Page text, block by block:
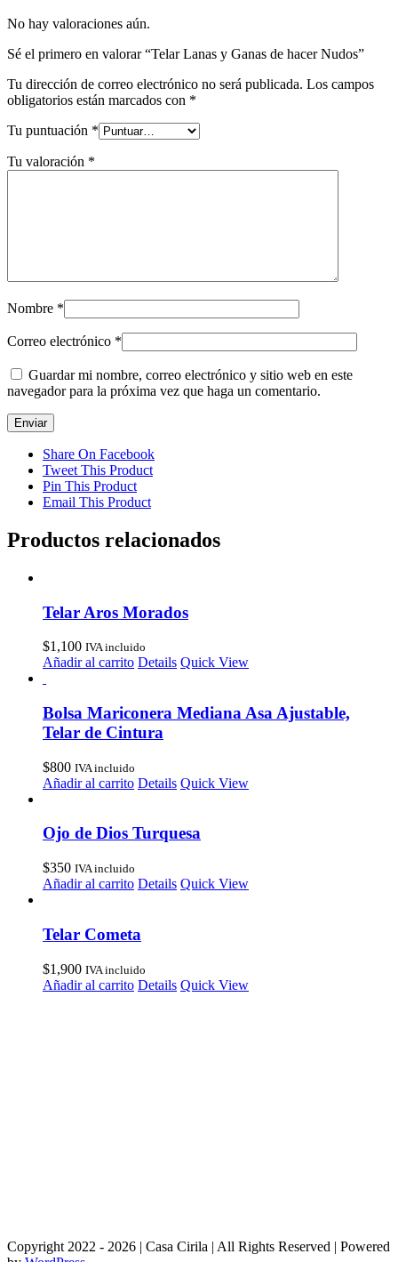
No hay valoraciones aún.
Sé el primero en valorar “Telar Lanas y Ganas de hacer Nudos”
Tu dirección de correo electrónico no será publicada. Los campos
obligatorios están marcados con *
Tu puntuación *
Tu valoración *
Nombre *
Correo electrónico *
Guardar mi nombre, correo electrónico y sitio web en este
navegador para la próxima vez que haga un comentario.
Share On Facebook
Tweet This Product
Pin This Product
Email This Product
Productos relacionados
Telar Aros Morados
$1,100 IVA incluido
Añadir al carrito Details Quick View
Bolsa Mariconera Mediana Asa Ajustable,
Telar de Cintura
$800 IVA incluido
Añadir al carrito Details Quick View
Ojo de Dios Turquesa
$350 IVA incluido
Añadir al carrito Details Quick View
Telar Cometa
$1,900 IVA incluido
Añadir al carrito Details Quick View
Copyright 2022 - 2026 | Casa Cirila | All Rights Reserved | Powered